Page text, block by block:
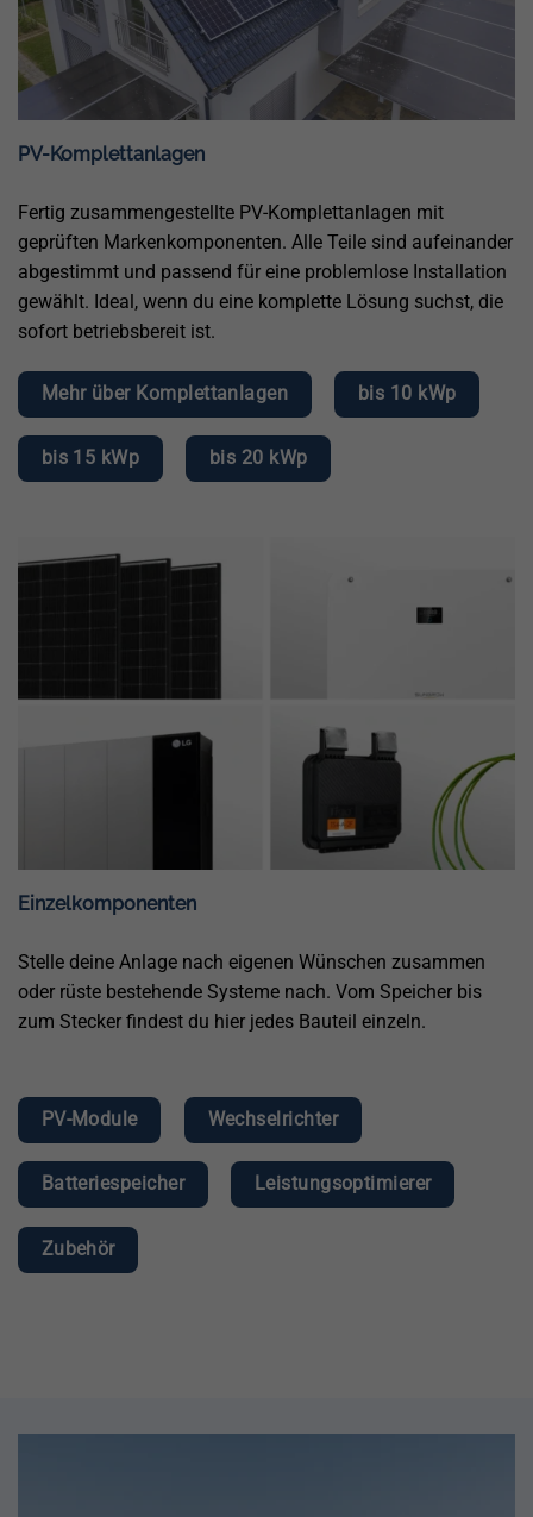
PV-Komplettanlagen
Fertig zusammengestellte PV-Komplettanlagen mit
geprüften Markenkomponenten. Alle Teile sind aufeinander
abgestimmt und passend für eine problemlose Installation
gewählt. Ideal, wenn du eine komplette Lösung suchst, die
sofort betriebsbereit ist.
Mehr über Komplettanlagen bis 10 kWp
bis 15 kWp bis 20 kWp
Einzelkomponenten
Stelle deine Anlage nach eigenen Wünschen zusammen
oder rüste bestehende Systeme nach. Vom Speicher bis
zum Stecker findest du hier jedes Bauteil einzeln.
PV-Module Wechselrichter
Batteriespeicher Leistungsoptimierer
Zubehör